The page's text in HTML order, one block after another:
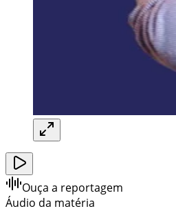
Ouça a reportagem
Áudio da matéria